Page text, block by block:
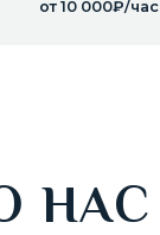
от 10 000₽/час
НАС